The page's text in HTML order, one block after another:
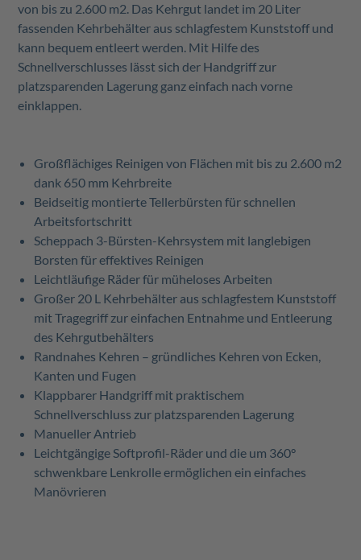
von bis zu 2.600 m2. Das Kehrgut landet im 20 Liter
fassenden Kehrbehälter aus schlagfestem Kunststoff und
kann bequem entleert werden. Mit Hilfe des
Schnellverschlusses lässt sich der Handgriff zur
platzsparenden Lagerung ganz einfach nach vorne
einklappen.
Großflächiges Reinigen von Flächen mit bis zu 2.600 m2
dank 650 mm Kehrbreite
Beidseitig montierte Tellerbürsten für schnellen
Arbeitsfortschritt
Scheppach 3-Bürsten-Kehrsystem mit langlebigen
Borsten für effektives Reinigen
Leichtläufige Räder für müheloses Arbeiten
Großer 20 L Kehrbehälter aus schlagfestem Kunststoff
mit Tragegriff zur einfachen Entnahme und Entleerung
des Kehrgutbehälters
Randnahes Kehren – gründliches Kehren von Ecken,
Kanten und Fugen
Klappbarer Handgriff mit praktischem
Schnellverschluss zur platzsparenden Lagerung
Manueller Antrieb
Leichtgängige Softprofil-Räder und die um 360°
schwenkbare Lenkrolle ermöglichen ein einfaches
Manövrieren